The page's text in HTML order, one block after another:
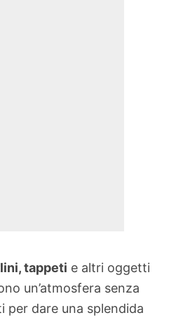
tappeti e altri oggetti
un’atmosfera senza
dare una splendida